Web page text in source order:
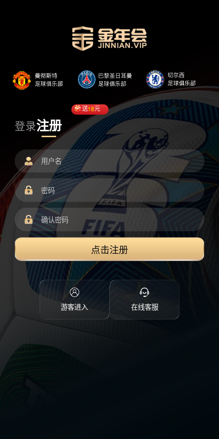
登录注册
送18元
点击注册
游客进入 在线客服